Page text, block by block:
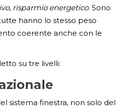
, risparmio energetico. Sono
hanno lo stesso peso
coerente anche con le
su tre livelli:
sistema finestra, non solo del